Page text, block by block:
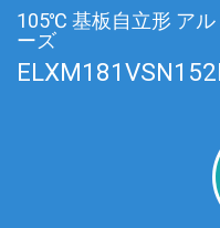
105℃ 基板自立形 ア
ーズ